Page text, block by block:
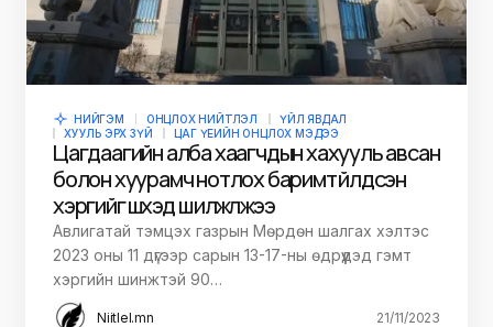
НИЙГЭМ ОНЦЛОХ НИЙТЛЭЛ
ҮЙЛ ЯВДАЛ
ХУУЛЬ ЭРХ ЗҮЙ
ЦАГ ҮЕИЙН ОНЦЛОХ МЭДЭЭ
Цагдаагийн алба хаагчдын хахууль авсан
болон хуурамч нотлох баримт үйлдсэн
хэргийг шүүхэд шилжүүлжээ
Авлигатай тэмцэх газрын Мөрдөн шалгах хэлтэс
2023 оны 11 дүгээр сарын 13-17-ны өдрүүдэд гэмт
хэргийн шинжтэй 90…
Niitlel.mn 21/11/2023